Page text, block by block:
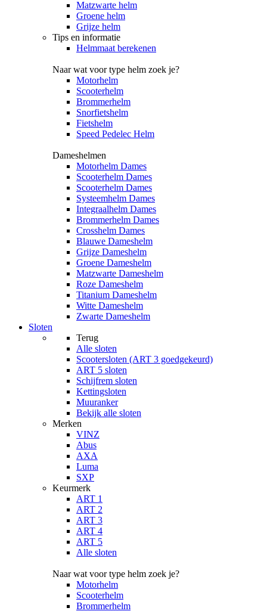
Matzwarte helm
Groene helm
Grijze helm
Tips en informatie
Helmmaat berekenen
Naar wat voor type helm zoek je?
Motorhelm
Scooterhelm
Brommerhelm
Snorfietshelm
Fietshelm
Speed Pedelec Helm
Dameshelmen
Motorhelm Dames
Scooterhelm Dames
Scooterhelm Dames
Systeemhelm Dames
Integraalhelm Dames
Brommerhelm Dames
Crosshelm Dames
Blauwe Dameshelm
Grijze Dameshelm
Groene Dameshelm
Matzwarte Dameshelm
Roze Dameshelm
Titanium Dameshelm
Witte Dameshelm
Zwarte Dameshelm
Sloten
Terug
Alle sloten
Scootersloten (ART 3 goedgekeurd)
ART 5 sloten
Schijfrem sloten
Kettingsloten
Muuranker
Bekijk alle sloten
Merken
VINZ
Abus
AXA
Luma
SXP
Keurmerk
ART 1
ART 2
ART 3
ART 4
ART 5
Alle sloten
Naar wat voor type helm zoek je?
Motorhelm
Scooterhelm
Brommerhelm